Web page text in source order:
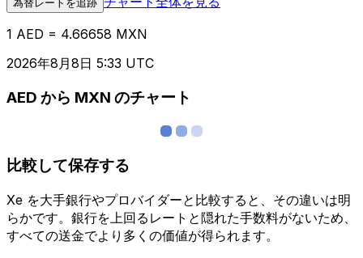
為替レートを追跡
1 AED = 4.66658 MXN
2026年8月8日 5:33 UTC
AED から MXN のチャート
比較して保存する
Xe を大手銀行やプロバイダーと比較すると、その違いは明
らかです。銀行を上回るレートと隠れた手数料がないため、
すべての送金でより多くの価値が得られます。